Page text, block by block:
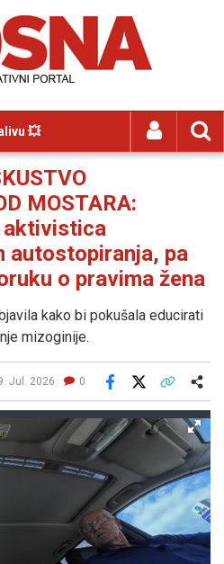
💥
MOSTARA:
aktivistica
autostopiranja, pa
o pravima žena
kako bi pokušala educirati
mizoginije.
Jul. 2026 0
Facebook